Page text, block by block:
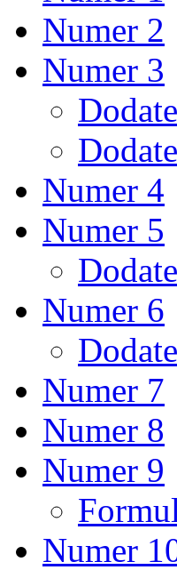
Numer 2
Numer 3
Numer 4
Numer 5
Numer 6
Numer 7
Numer 8
Numer 9
Numer